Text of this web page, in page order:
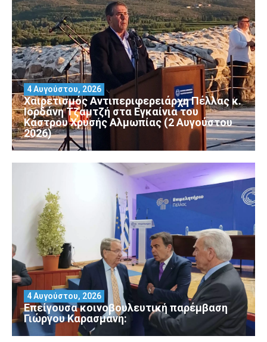
Χαιρετισμός Αντιπεριφερειάρχη Πέλλας κ.
Ιορδάνη Τζαμτζή στα Εγκαίνια του
Κάστρου Χρυσής Αλμωπίας (2 Αυγούστου
2026)
4 Αυγούστου, 2026
Επείγουσα κοινοβουλευτική παρέμβαση
Γιώργου Καρασμάνη:
4 Αυγούστου, 2026